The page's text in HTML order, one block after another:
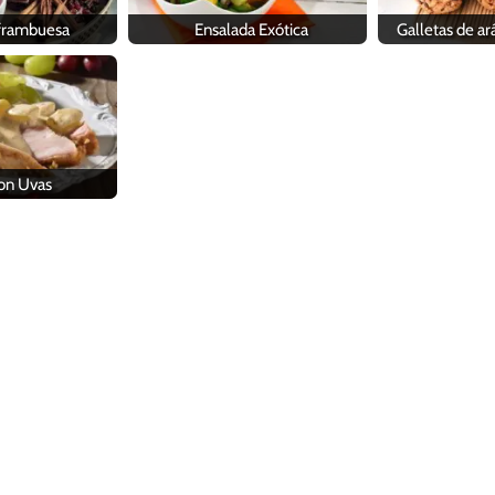
Ensalada Exótica Galletas de
Uvas